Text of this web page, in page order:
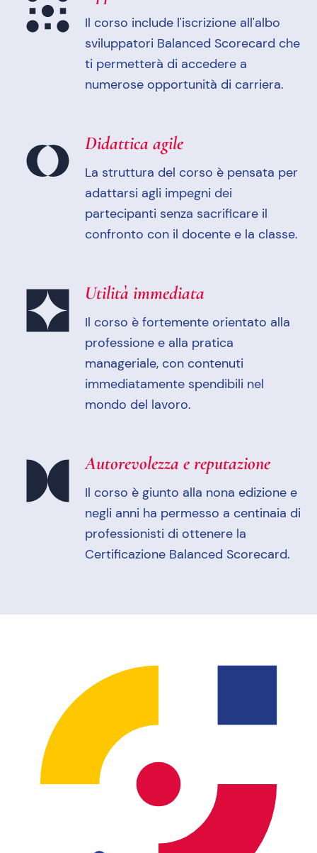
Il corso include l'iscrizione all'albo
sviluppatori Balanced Scorecard che
ti permetterà di accedere a
numerose opportunità di carriera.
Didattica agile
La struttura del corso è pensata per
adattarsi agli impegni dei
partecipanti senza sacrificare il
confronto con il docente e la classe.
Utilità immediata
Il corso è fortemente orientato alla
professione e alla pratica
manageriale, con contenuti
immediatamente spendibili nel
mondo del lavoro.
Autorevolezza e reputazione
Il corso è giunto alla nona edizione e
negli anni ha permesso a centinaia di
professionisti di ottenere la
Certificazione Balanced Scorecard.